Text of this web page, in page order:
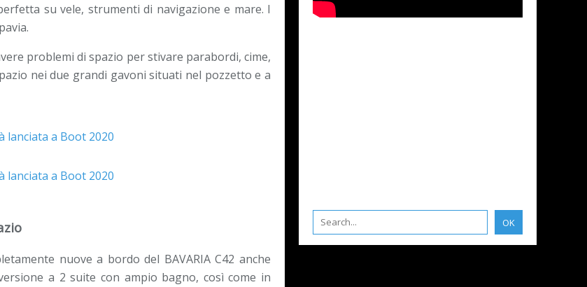
su vele, strumenti di navigazione e mare. I
problemi di spazio per stivare parabordi, cime,
nei due grandi gavoni situati nel pozzetto e a
nuove a bordo del BAVARIA C42 anche
a 2 suite con ampio bagno, così come in